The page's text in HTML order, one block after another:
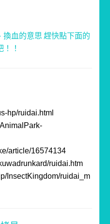
hp/ruidai.html
article/16574134
ruidai.htm
InsectKingdom/ruidai_m